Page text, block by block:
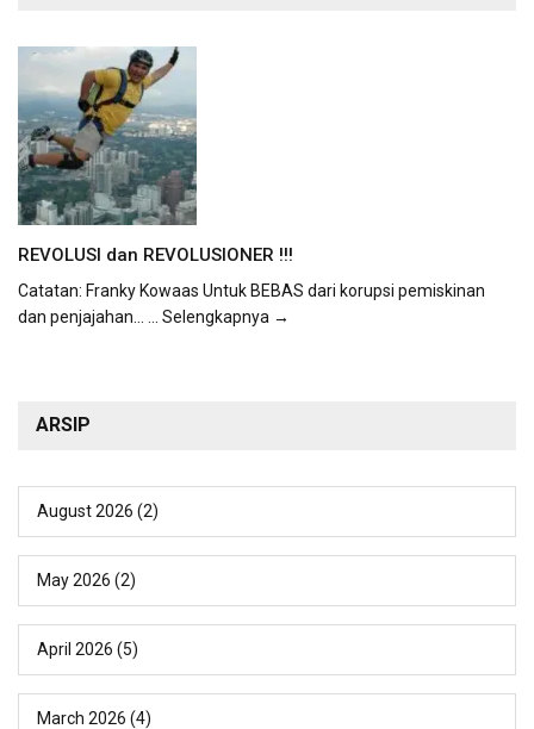
REVOLUSI dan REVOLUSIONER !!!
Catatan: Franky Kowaas Untuk BEBAS dari korupsi pemiskinan
dan penjajahan...
... Selengkapnya →
ARSIP
August 2026 (2)
May 2026 (2)
April 2026 (5)
March 2026 (4)